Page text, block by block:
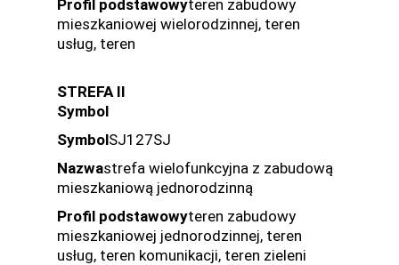
Profil podstawowyteren zabudowy
mieszkaniowej wielorodzinnej, teren
usług, teren
STREFA II
Symbol
SymbolSJ127SJ
Nazwastrefa wielofunkcyjna z zabudową
mieszkaniową jednorodzinną
Profil podstawowyteren zabudowy
mieszkaniowej jednorodzinnej, teren
usług, teren komunikacji, teren zieleni